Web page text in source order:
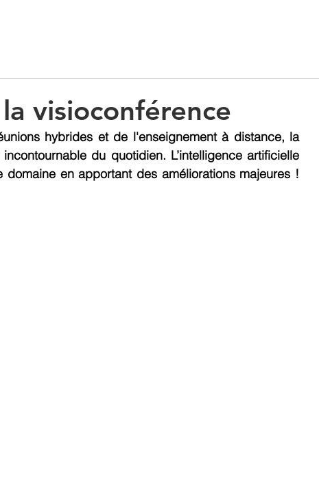
visioconférence
hybrides et de l'enseignement à distance, la
du quotidien. L’intelligence artificielle
en apportant des améliorations majeures !